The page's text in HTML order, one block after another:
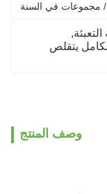
,
وصف المنتج